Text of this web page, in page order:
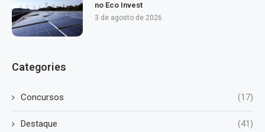
no Eco Invest
3 de agosto de 2026
Categories
Concursos (17)
Destaque (41)